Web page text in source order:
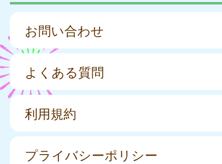
お問い合わせ
よくある質問
利用規約
プライバシーポリシー